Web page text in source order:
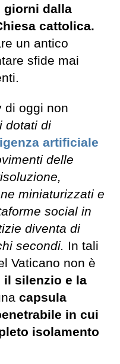
giorni dalla
cattolica.
un antico
sfide mai
di oggi non
dotati di
artificiale
delle
miniaturizzati e
social in
diventa di
secondi. In tali
Vaticano non è
il silenzio e la
capsula
in cui
isolamento